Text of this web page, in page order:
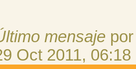
mensaje
Oct 2011, 06:18